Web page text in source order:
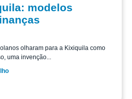
modelos
olharam para a Kixiquila como
uma invenção...